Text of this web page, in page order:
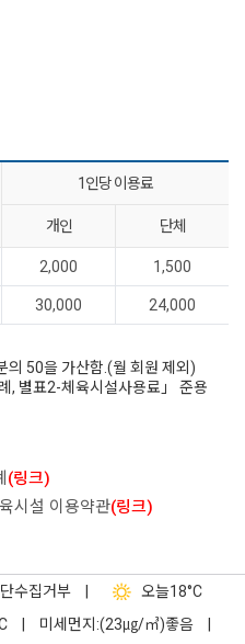
1인당 이용료
개인 단체
2,000 1,500
30,000 24,000
의 50을 가산함.(월 회원 제외)
, 별표2-체육시설사용료」 준용
(링크)
시설 이용약관(링크)
수집거부 오늘18°C
미세먼지:(23㎍/㎥)좋음